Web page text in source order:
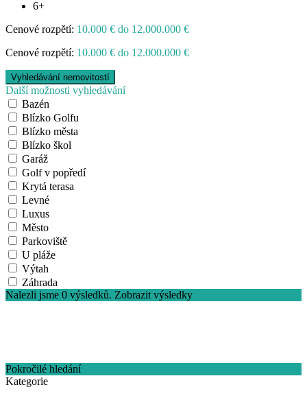
6+
Cenové rozpětí: 10.000 € do 12.000.000 €
Cenové rozpětí: 10.000 € do 12.000.000 €
Další možnosti vyhledávání
Bazén
Blízko Golfu
Blízko města
Blízko škol
Garáž
Golf v popředí
Krytá terasa
Levné
Luxus
Město
Parkoviště
U pláže
Výtah
Záhrada
Nalezli jsme0 výsledků.Zobrazit výsledky
Pokročilé hledání
Kategorie